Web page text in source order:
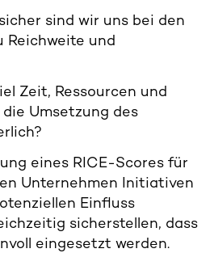
sind wir uns bei den
Reichweite und
Zeit, Ressourcen und
Umsetzung des
eines RICE-Scores für
Unternehmen Initiativen
Einfluss
sicherstellen, dass
eingesetzt werden.